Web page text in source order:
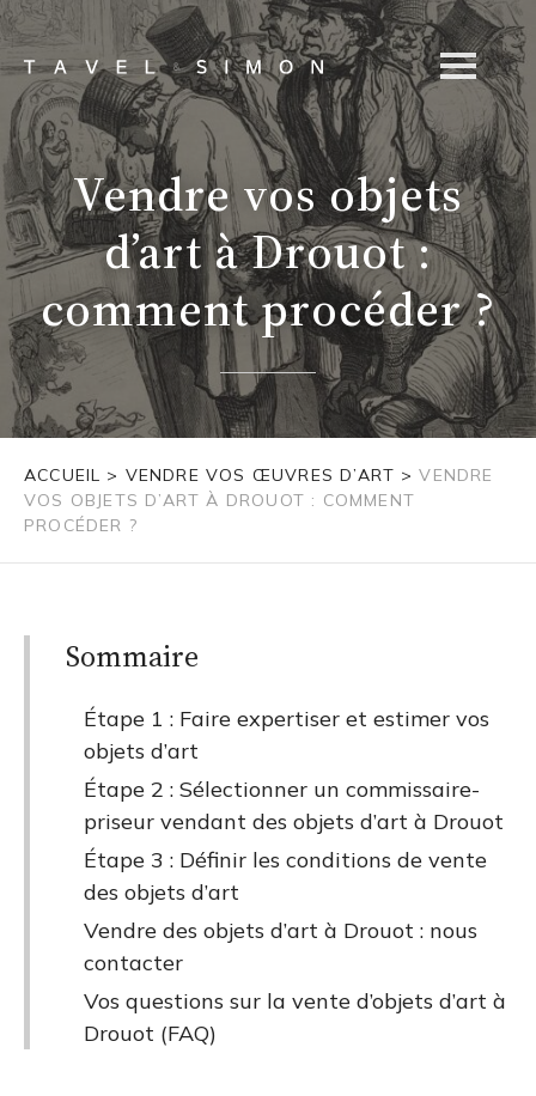
Vendre vos objets
d’art à Drouot :
comment procéder ?
ACCUEIL > VENDRE VOS ŒUVRES D’ART > VENDRE
VOS OBJETS D’ART À DROUOT : COMMENT
PROCÉDER ?
Sommaire
Étape 1 : Faire expertiser et estimer vos
objets d’art
Étape 2 : Sélectionner un commissaire-
priseur vendant des objets d’art à Drouot
Étape 3 : Définir les conditions de vente
des objets d’art
Vendre des objets d’art à Drouot : nous
contacter
Vos questions sur la vente d’objets d’art à
Drouot (FAQ)